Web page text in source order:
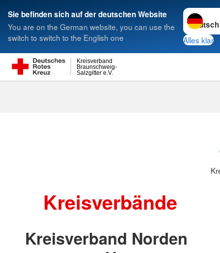
Sie befinden sich auf der deutschen Website
You are on the German website, you can use the
switch to switch to the English one
Sprache
Alles klar
Salzgitter e.V.
Braunschweig-
Kreisverband
Suche
Kreisverbände
Kreisverband Norden